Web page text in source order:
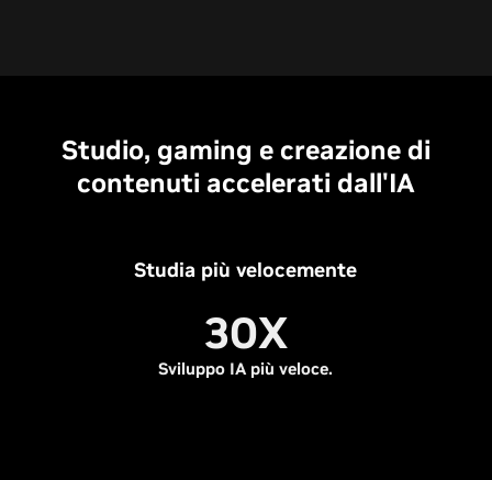
Studio, gaming e creazione di
contenuti accelerati dall'IA
Studia più velocemente
30X
Sviluppo IA più veloce.